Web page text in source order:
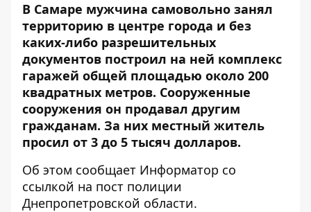
В Самаре мужчина самовольно занял
территорию в центре города и без
каких-либо разрешительных
документов построил на ней комплекс
гаражей общей площадью около 200
квадратных метров. Сооруженные
сооружения он продавал другим
гражданам. За них местный житель
просил от 3 до 5 тысяч долларов.
Об этом сообщает Информатор со
ссылкой на пост полиции
Днепропетровской области.